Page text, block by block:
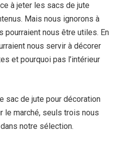
à jeter les sacs de jute
Mais nous ignorons à
pourraient nous être utiles. En
nous servir à décorer
et pourquoi pas l’intérieur
sac de jute pour décoration
le marché, seuls trois nous
notre sélection.